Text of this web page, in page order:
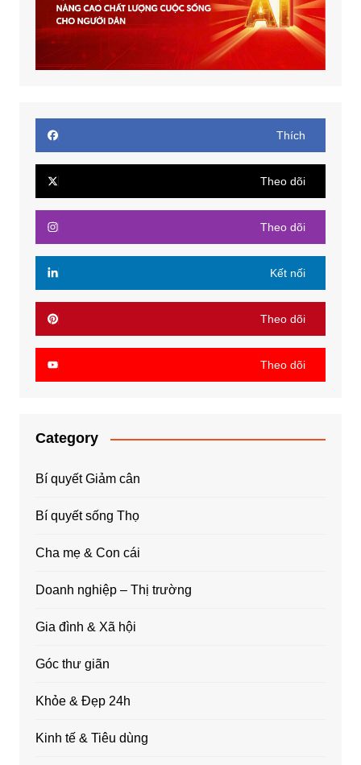
Thích
Theo dõi
Theo dõi
Kết nối
Theo dõi
Theo dõi
Category
Bí quyết Giảm cân
Bí quyết sống Thọ
Cha mẹ & Con cái
Doanh nghiệp – Thị trường
Gia đình & Xã hội
Góc thư giãn
Khỏe & Đẹp 24h
Kinh tế & Tiêu dùng